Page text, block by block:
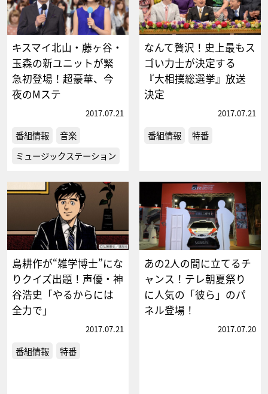
キスマイ北山・藤ヶ谷・
玉森の新ユニットが緊
急初登場！超豪華、今
夜のMステ
2017.07.21
番組情報
音楽
ミュージックステーション
なんて贅沢！史上最もス
ゴい力士が決定する
『大相撲総選挙』放送
決定
2017.07.21
番組情報 特番
島耕作が“雑学博士”にな
りクイズ出題！声優・神
谷浩史「やるからには
全力で」
2017.07.21
番組情報 特番
あの2人の間に立てるチ
ャンス！テレ朝夏祭り
に人気の「彼ら」のパ
ネル登場！
2017.07.20